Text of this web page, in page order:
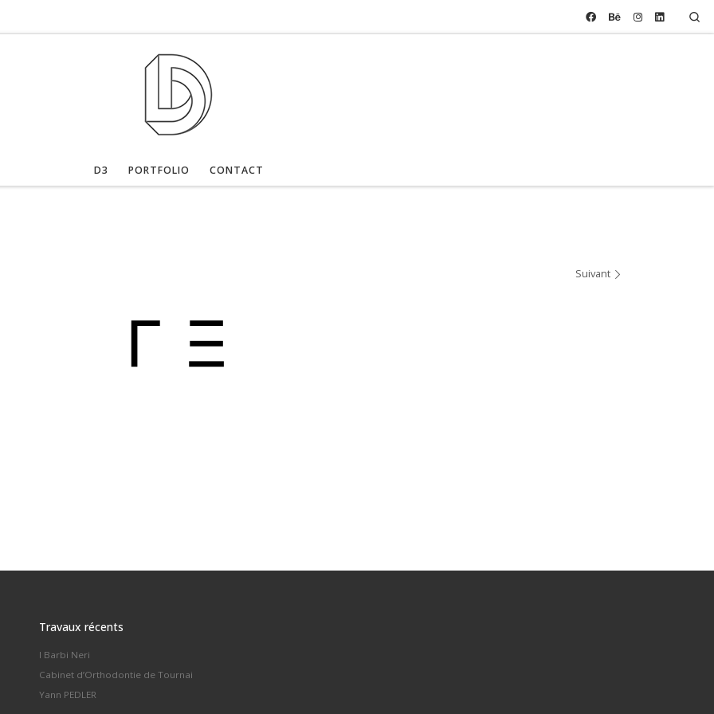
D3 PORTFOLIO CONTACT
Suivant
Travaux récents
I Barbi Neri
Cabinet d’Orthodontie de Tournai
Yann PEDLER